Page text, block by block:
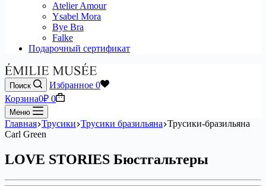
Atelier Amour
Ysabel Mora
Bye Bra
Falke
Подарочный сертификат
Поиск Избранное 0
Корзина0₽ 0
Меню
Главная Трусики Трусики бразильяна Трусики-бразильяна
Carl Green
LOVE STORIES Бюстгальтеры